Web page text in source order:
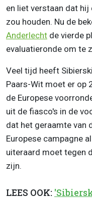
en liet verstaan dat
zou houden. Nu de
Anderlecht de vierde
evaluatieronde om te
Veel tijd heeft
Paars-Wit moet er op
de Europese
uit de fiasco's in de
dat het geraamte van
Europese campagne
uiteraard moet tegen
zijn.
LEES OOK: